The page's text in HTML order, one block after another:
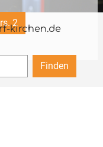
2
kirchen.de
Finden